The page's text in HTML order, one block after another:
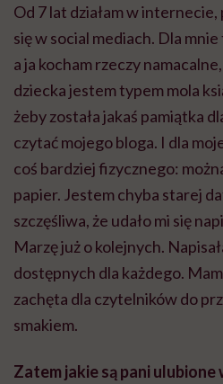
Od 7 lat działam w internecie,
się w social mediach. Dla
a ja kocham rzeczy
dziecka jestem typem mola
żeby została jakaś pamiątka
czytać mojego bloga. I dla
coś bardziej fizycznego:
papier. Jestem chyba starej
szczęśliwa, że udało mi się
Marzę już o kolejnych.
dostępnych dla każdego.
zachęta dla czytelników do
smakiem.
Zatem jakie są pani